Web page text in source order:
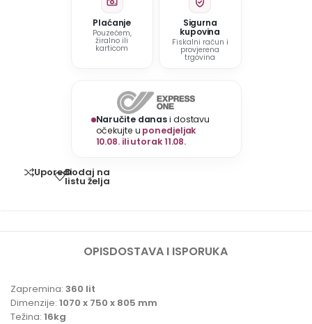
Plaćanje
Pouzećem,
žiralno ili
karticom
Sigurna
kupovina
Fiskalni račun i
provjerena
trgovina
Naručite danasi dostavu
očekujte u ponedjeljak
10.08. ili utorak 11.08.
UporediDodaj na
listu želja
OPISDOSTAVA I ISPORUKA
Zapremina: 360 lit
Dimenzije: 1070 x 750 x 805 mm
Težina: 16kg